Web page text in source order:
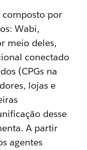
composto por
Wabi,
meio deles,
conectado
(CPGs na
lojas e
desse
A partir
agentes